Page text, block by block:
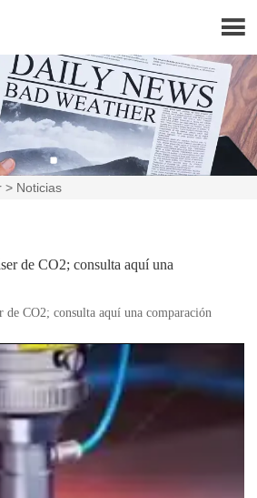

> Noticias
de CO2; consulta aquí una
de CO2; consulta aquí una comparación